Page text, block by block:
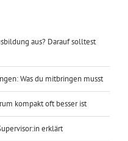
aus? Darauf solltest
Was du mitbringen musst
kompakt oft besser ist
erklärt